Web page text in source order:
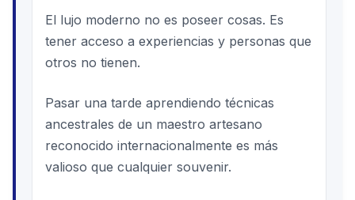
El lujo moderno no es poseer cosas. Es
tener acceso a experiencias y personas que
otros no tienen.
Pasar una tarde aprendiendo técnicas
ancestrales de un maestro artesano
reconocido internacionalmente es más
valioso que cualquier souvenir.